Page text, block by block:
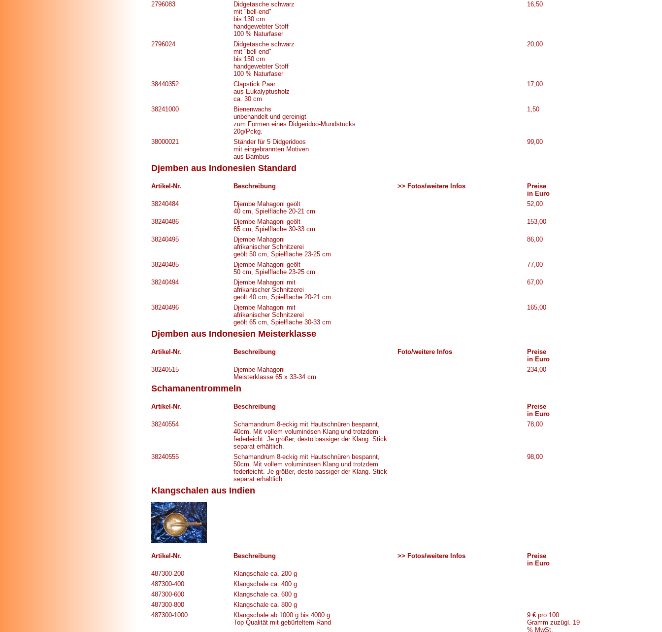
2796083
Didgetasche schwarz
mit "bell-end"
bis 130 cm
handgewebter Stoff
100 % Naturfaser
16,50
2796024
Didgetasche schwarz
mit "bell-end"
bis 150 cm
handgewebter Stoff
100 % Naturfaser
20,00
38440352
Clapstick Paar
aus Eukalyptusholz
ca. 30 cm
17,00
38241000
Bienenwachs
unbehandelt und gereinigt
zum Formen eines Didgeridoo-Mundstücks
20g/Pckg.
1,50
38000021
Ständer für 5 Didgeridoos
mit eingebrannten Motiven
aus Bambus
99,00
Djemben aus Indonesien Standard
Artikel-Nr. Beschreibung >> Fotos/weitere Infos
Preise
in Euro
38240484
Djembe Mahagoni geölt
40 cm, Spielfläche 20-21 cm
52,00
38240486
Djembe Mahagoni geölt
65 cm, Spielfläche 30-33 cm
153,00
38240495
Djembe Mahagoni
afrikanischer Schnitzerei
geölt 50 cm, Spielfläche 23-25 cm
86,00
38240485
Djembe Mahagoni geölt
50 cm, Spielfläche 23-25 cm
77,00
38240494
Djembe Mahagoni mit
afrikanischer Schnitzerei
geölt 40 cm, Spielfläche 20-21 cm
67,00
38240496
Djembe Mahagoni mit
afrikanischer Schnitzerei
geölt 65 cm, Spielfläche 30-33 cm
165,00
Djemben aus Indonesien Meisterklasse
Artikel-Nr. Beschreibung Foto/weitere Infos
Preise
in Euro
38240515
Djembe Mahagoni
Meisterklasse 65 x 33-34 cm
234,00
Schamanentrommeln
Artikel-Nr. Beschreibung
Preise
in Euro
38240554
Schamandrum 8-eckig mit Hautschnüren bespannt,
40cm. Mit vollem voluminösen Klang und trotzdem
federleicht. Je größer, desto bassiger der Klang. Stick
separat erhältlich.
78,00
38240555
Schamandrum 8-eckig mit Hautschnüren bespannt,
50cm. Mit vollem voluminösen Klang und trotzdem
federleicht. Je größer, desto bassiger der Klang. Stick
separat erhältlich.
98,00
Klangschalen aus Indien
Artikel-Nr. Beschreibung >> Fotos/weitere Infos
Preise
in Euro
487300-200
Klangschale ca. 200 g
487300-400
Klangschale ca. 400 g
487300-600
Klangschale ca. 600 g
487300-800
Klangschale ca. 800 g
487300-1000
Klangschale ab 1000 g bis 4000 g
Top Qualität mit gebürteltem Rand
9 € pro 100
Gramm zuzügl. 19
% MwSt.